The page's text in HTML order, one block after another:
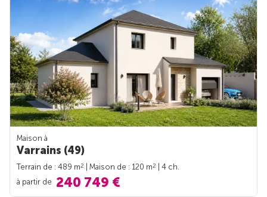
Maison à
Varrains (49)
Terrain de : 489 m2 | Maison de : 120 m2
| 4 ch.
à partir de 240 749 €